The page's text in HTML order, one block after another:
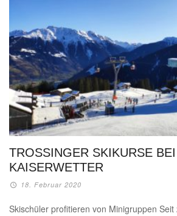
TROSSINGER SKIKURSE BEI
KAISERWETTER
18. Februar 2020
Skischüler profitieren von Minigruppen